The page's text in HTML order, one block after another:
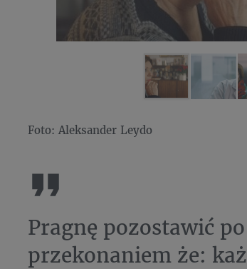
Foto: Aleksander Leydo
Pragnę pozostawić
przekonaniem że: